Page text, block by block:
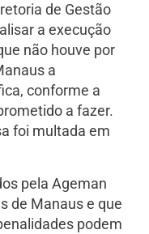
de Gestão
a execução
não houve por
a
conforme a
a fazer.
foi multada em
pela Ageman
de Manaus e que
podem